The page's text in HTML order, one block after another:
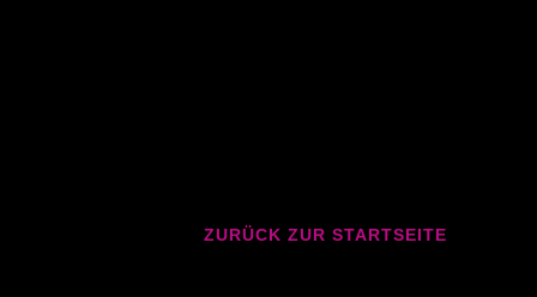
ZURÜCK ZUR STARTSEITE